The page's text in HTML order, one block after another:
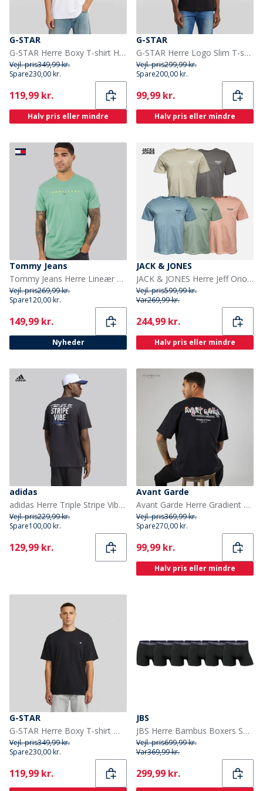
G-STAR
G-STAR Herre Boxy T-shirt Hvid
Vejl. pris349,99 kr.
Spare230,00 kr.
Current
119,99 kr.
Halv pris eller mindre
G-STAR
G-STAR Herre Logo Slim T-shirt Mørk Sort Dk Black
Vejl. pris299,99 kr.
Spare200,00 kr.
Current
99,99 kr.
Halv pris eller mindre
Tommy Jeans
Tommy Jeans Herre Lineær Logo T-shirt Bahama Green
Vejl. pris269,99 kr.
Spare120,00 kr.
Current
149,99 kr.
Nyheder
JACK & JONES
JACK & JONES Herre Jeff Orion T-shirts 5-pak Moonbeam/Castlerock/Mountain Spring/Coral Almond/Iceberg Green
Vejl. pris599,99 kr.
Var269,99 kr.
Current
244,99 kr.
Halv pris eller mindre
adidas
adidas Herre Triple Stripe Vibe Ryg Grafisk T-shirt Sort
Vejl. pris229,99 kr.
Spare100,00 kr.
Current
129,99 kr.
Avant Garde
Avant Garde Herre Gradient T-shirts Sort
Vejl. pris369,99 kr.
Spare270,00 kr.
Current
99,99 kr.
Halv pris eller mindre
G-STAR
G-STAR Herre Boxy T-shirt Mørk Sort Dk Black
Vejl. pris349,99 kr.
Spare230,00 kr.
Current
119,99 kr.
JBS
JBS Herre Bambus Boxers Sort 6-pak
Vejl. pris699,99 kr.
Var369,99 kr.
Current
299,99 kr.